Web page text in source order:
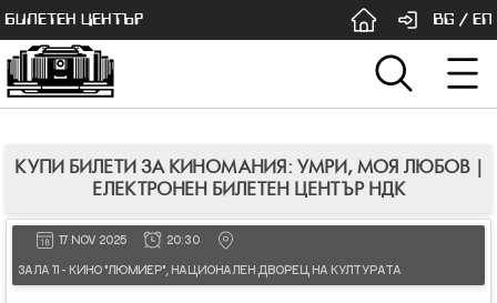
БИЛЕТЕН ЦЕНТЪР BG / EN
КУПИ БИЛЕТИ ЗА КИНОМАНИЯ: УМРИ, МОЯ ЛЮБОВ |
ЕЛЕКТРОНЕН БИЛЕТЕН ЦЕНТЪР НДК
17 NOV 2025 20:30
ЗАЛА 11 - КИНО "ЛЮМИЕР", НАЦИОНАЛЕН ДВОРЕЦ НА КУЛТУРАТА